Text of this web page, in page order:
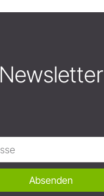
Newsletter
Absenden